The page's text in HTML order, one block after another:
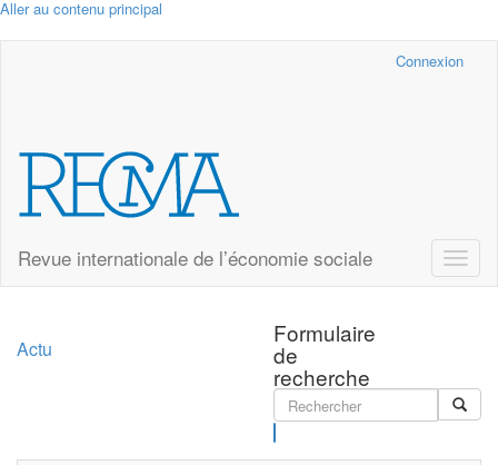
Aller au contenu principal
Connexion
Revue internationale de l’économie sociale
Toggle
Formulaire
de
recherche
Actu